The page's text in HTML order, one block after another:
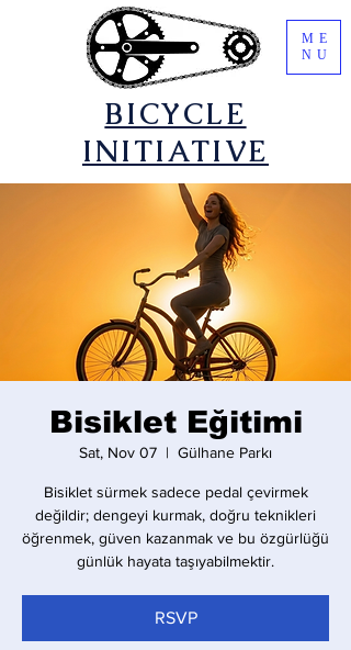
​BICYCLE
INITIATIVE
ME
NU
Bisiklet Eğitimi
Sat, Nov 07
  |
Gülhane Parkı
Bisiklet sürmek sadece pedal çevirmek
değildir; dengeyi kurmak, doğru teknikleri
öğrenmek, güven kazanmak ve bu özgürlüğü
günlük hayata taşıyabilmektir.
RSVP